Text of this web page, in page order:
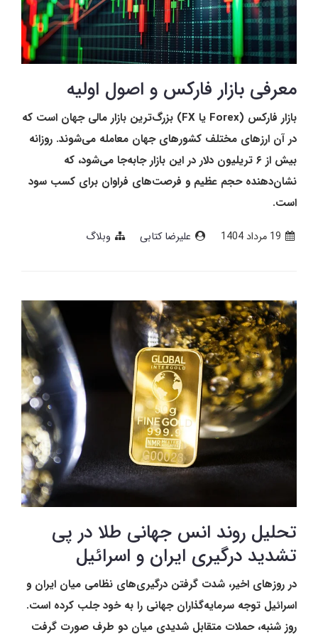
معرفی بازار فارکس و اصول اولیه
بازار فارکس (Forex یا FX) بزرگ‌ترین بازار مالی جهان است که
در آن ارزهای مختلف کشورهای جهان معامله می‌شوند. روزانه
بیش از ۶ تریلیون دلار در این بازار جا‌به‌جا می‌شود، که
نشان‌دهنده حجم عظیم و فرصت‌های فراوان برای کسب سود
است.
19 مرداد 1404 علیرضا کتابی وبلاگ
تحلیل روند انس جهانی طلا در پی
تشدید درگیری ایران و اسرائیل
در روزهای اخیر، شدت گرفتن درگیری‌های نظامی میان ایران و
اسرائیل توجه سرمایه‌گذاران جهانی را به خود جلب کرده است.
روز شنبه، حملات متقابل شدیدی میان دو طرف صورت گرفت